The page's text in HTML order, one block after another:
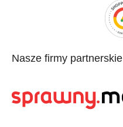
Nasze firmy partnerskie